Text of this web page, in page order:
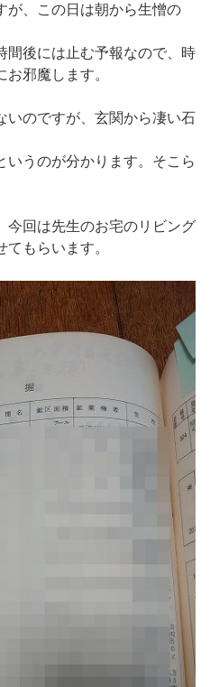
が、この日は朝から生憎の
間後には止む予報なので、時
邪魔します。
いのですが、玄関から凄い石
いうのが分かります。そこら
今回は先生のお宅のリビング
もらいます。